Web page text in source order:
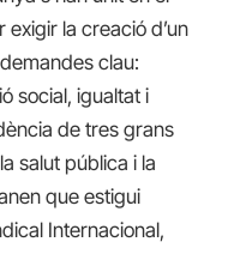
exigir la creació d’un
clau:
social, igualtat i
de tres grans
salut pública i la
que estigui
Internacional,